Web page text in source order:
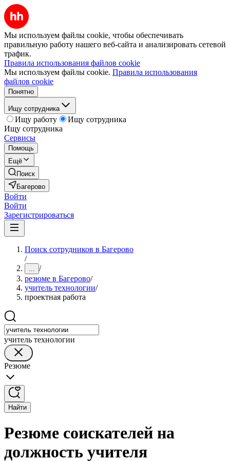
Мы используем файлы cookie, чтобы обеспечивать
правильную работу нашего веб-сайта и анализировать сетевой
трафик.
Правила использования файлов cookie
Мы используем файлы cookie. Правила использования
файлов cookie
Понятно
Ищу сотрудника
Ищу работу
Ищу сотрудника
Ищу сотрудника
Сервисы
Помощь
Ещё
Поиск
Багерово
Войти
Войти
Зарегистрироваться
Поиск сотрудников в Багерово
/
... /
резюме в Багерово/
учитель технологии/
проектная работа
учитель технологии
Резюме
Найти
Резюме соискателей на
должность учителя